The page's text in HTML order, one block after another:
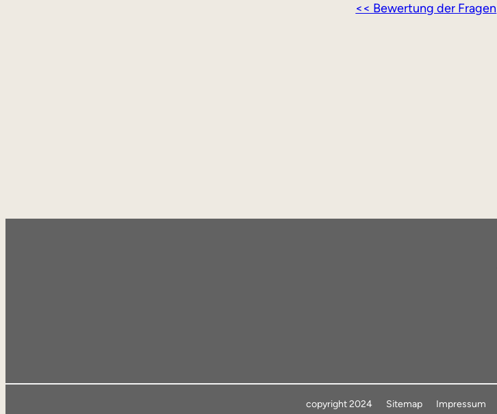
<< Bewertung der Fragen
copyright 2024 Sitemap Impressum